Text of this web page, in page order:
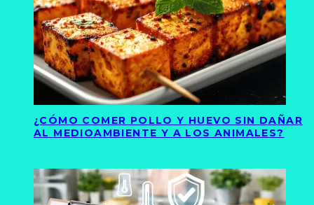
¿CÓMO COMER POLLO Y HUEVO SIN DAÑAR
AL MEDIOAMBIENTE Y A LOS ANIMALES?